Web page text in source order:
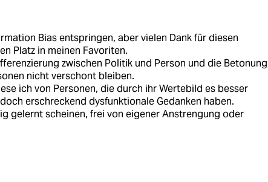
Bias entspringen, aber vielen Dank für diesen
Platz in meinen Favoriten.
zwischen Politik und Person und die Betonung
nicht verschont bleiben.
ich von Personen, die durch ihr Wertebild es besser
erschreckend dysfunktionale Gedanken haben.
gelernt scheinen, frei von eigener Anstrengung oder